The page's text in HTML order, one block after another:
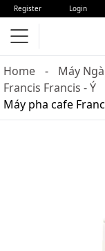
Register Login
Home Máy
Francis Francis - Ý
Máy pha cafe